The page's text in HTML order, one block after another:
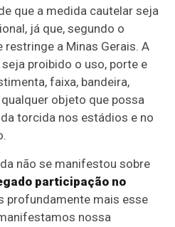
que a medida cautelar seja
já que, segundo o
a Minas Gerais. A
proibido o uso, porte e
faixa, bandeira,
objeto que possa
torcida nos estádios e no
não se manifestou sobre
participação no
profundamente mais esse
nossa